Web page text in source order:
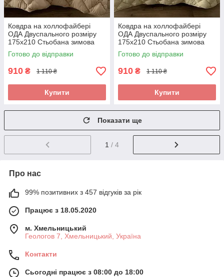
Ковдра на холлофайбері
ОДА Двуспального розміру
175х210 Стьобана зимова
ковдра високої якості
Готово до відправки
910 ₴ 1 110 ₴
Купити
Ковдра на холлофайбері
ОДА Двуспального розміру
175х210 Стьобана зимова
ковдра високої якості
Готово до відправки
910 ₴ 1 110 ₴
Купити
Показати ще
1 / 4
Про нас
99% позитивних з 457 відгуків за рік
Працює з 18.05.2020
м. Хмельницький
Геологов 7, Хмельницький, Україна
Контакти
Сьогодні працює з 08:00 до 18:00